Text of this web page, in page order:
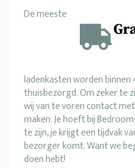
De meeste
ladenkasten worden binnen
thuisbezorgd. Om zeker te
wij van te voren contact
maken. Je hoeft bij
te zijn, je krijgt een tijdvak
bezorger komt. Want we
doen hebt!